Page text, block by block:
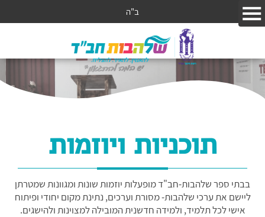
ב"ה
תוכניות ויוזמות
בבתי ספר שלהבות-חב"ד מופעלות יוזמות שונות ומגוונות שמטרתן
ליישם את ערכי שלהבות- מסורת וערכים, נתינת מקום יחודי ופיתוח
אישי לכל תלמיד, ולמידה חדשנית המובילה למצוינות ולהישגים.